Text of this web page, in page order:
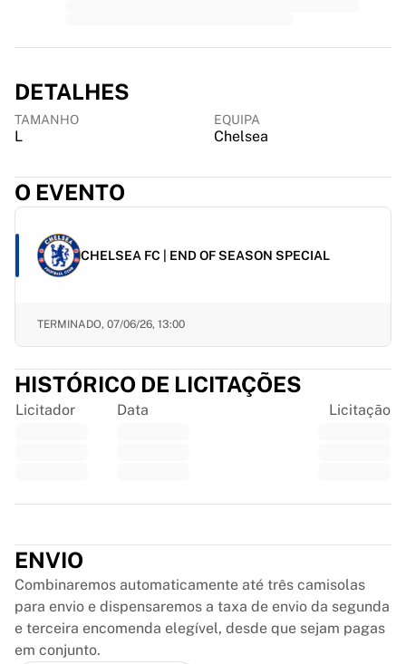
Futebol feminino dos EUA
NWSL
OL Lyonnes
Paris Saint-Germain Feminines
Explorar por país
Basquetebol
Charlotte Hornets
Chicago Bulls
Virtus Bologna
Ver tudo sobre basquetebol
Principais equipas da NBA
Charlotte Hornets
Chicago Bulls
Principais equipas europeias
Fenerbahçe Basquete
Eslovénia
Virtus Bologna
Guerri Napoli
Outros desportos
Ciclismo
DETALHES
TAMANHO
L
EQUIPA
Chelsea
O EVENTO
CHELSEA FC | END OF SEASON SPECIAL
TERMINADO, 07/06/26, 13:00
HISTÓRICO DE LICITAÇÕES
Licitador Data Licitação
ENVIO
Combinaremos automaticamente até três camisolas
para envio e dispensaremos a taxa de envio da segunda
e terceira encomenda elegível, desde que sejam pagas
em conjunto.